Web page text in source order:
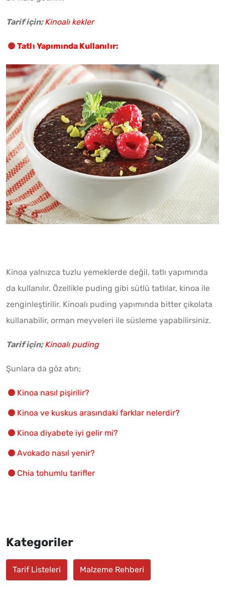
Tarif için;Kinoalı kekler
Tatlı Yapımında Kullanılır:
Kinoa yalnızca tuzlu yemeklerde değil, tatlı yapımında
da kullanılır. Özellikle puding gibi sütlü tatlılar, kinoa ile
zenginleştirilir. Kinoalı puding yapımında bitter çikolata
kullanabilir, orman meyveleri ile süsleme yapabilirsiniz.
Tarif için;Kinoalı puding
Şunlara da göz atın;
Kinoa nasıl pişirilir?
Kinoa ve kuskus arasındaki farklar nelerdir?
Kinoa diyabete iyi gelir mi?
Avokado nasıl yenir?
Chia tohumlu tarifler
Kategoriler
Tarif Listeleri Malzeme Rehberi